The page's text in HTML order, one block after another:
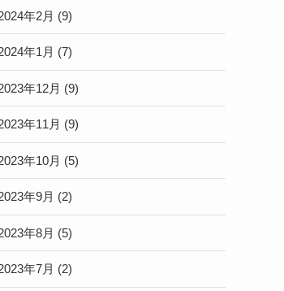
年2月 (9)
年1月 (7)
年12月 (9)
年11月 (9)
年10月 (5)
年9月 (2)
年8月 (5)
年7月 (2)